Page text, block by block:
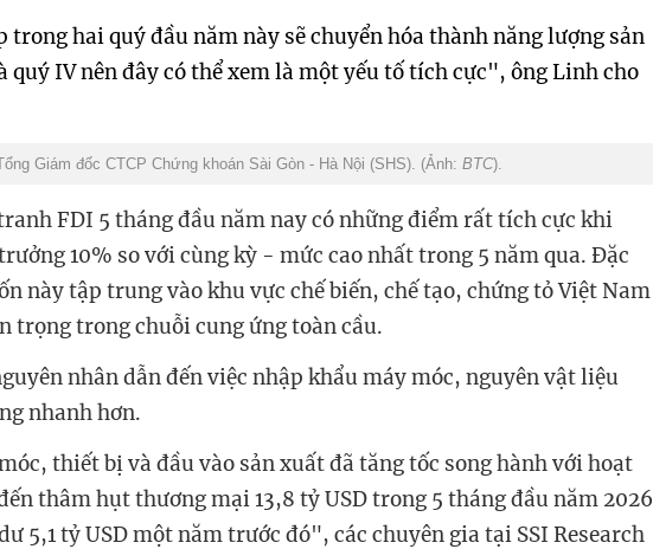
trong hai quý đầu năm này sẽ chuyển hóa thành năng lượng sản
quý IV nên đây có thể xem là một yếu tố tích cực", ông Linh cho
Giám đốc CTCP Chứng khoán Sài Gòn - Hà Nội (SHS). (Ảnh: BTC).
FDI 5 tháng đầu năm nay có những điểm rất tích cực khi
10% so với cùng kỳ - mức cao nhất trong 5 năm qua. Đặc
này tập trung vào khu vực chế biến, chế tạo, chứng tỏ Việt Nam
trọng trong chuỗi cung ứng toàn cầu.
nhân dẫn đến việc nhập khẩu máy móc, nguyên vật liệu
nhanh hơn.
thiết bị và đầu vào sản xuất đã tăng tốc song hành với hoạt
thâm hụt thương mại 13,8 tỷ USD trong 5 tháng đầu năm 2026
5,1 tỷ USD một năm trước đó", các chuyên gia tại SSI Research